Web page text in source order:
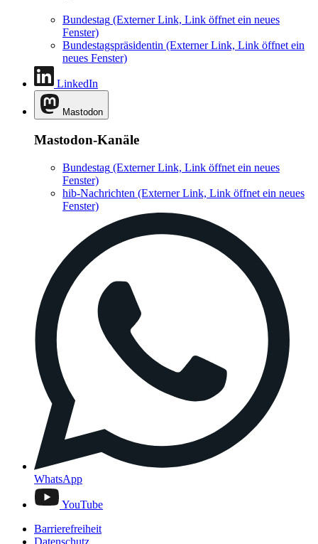
Bundestag (Externer Link, Link öffnet ein neues
Fenster)
Bundestagspräsidentin (Externer Link, Link öffnet ein
neues Fenster)
LinkedIn
Mastodon
Mastodon-Kanäle
Bundestag (Externer Link, Link öffnet ein neues
Fenster)
hib-Nachrichten (Externer Link, Link öffnet ein neues
Fenster)
WhatsApp
YouTube
Barrierefreiheit
Datenschutz